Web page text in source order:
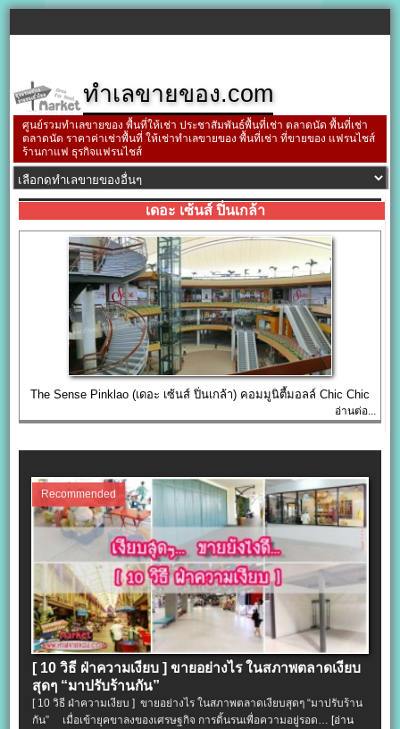
ทำเลขายของ.com
ศูนย์รวมทำเลขายของ พื้นที่ให้เช่า ประชาสัมพันธ์พื้นที่เช่า ตลาดนัด พื้นที่เช่า
ตลาดนัด ราคาค่าเช่าพื้นที่ ให้เช่าทำเลขายของ พื้นที่เช่า ที่ขายของ แฟรนไชส์
ร้านกาแฟ ธุรกิจแฟรนไชส์
เดอะ เซ้นส์ ปิ่นเกล้า
The Sense Pinklao (เดอะ เซ้นส์ ปิ่นเกล้า) คอมมูนิตี้มอลล์ Chic Chic
อ่านต่อ...
Recommended
[ 10 วิธี ฝ่าความเงียบ ] ขายอย่างไร ในสภาพตลาดเงียบ
สุดๆ “มาปรับร้านกัน”
[ 10 วิธี ฝ่าความเงียบ ] ขายอย่างไร ในสภาพตลาดเงียบสุดๆ “มาปรับร้าน
กัน” เมื่อเข้ายุคขาลงของเศรษฐกิจ การดิ้นรนเพื่อความอยู่รอด…[อ่าน